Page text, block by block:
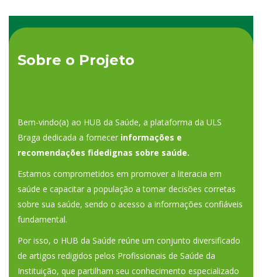
Sobre o Projeto
Bem-vindo(a) ao HUB da Saúde, a plataforma da ULS
Braga dedicada a fornecer informações e
recomendações fidedignas sobre saúde.
Estamos comprometidos em promover a literacia em
saúde e capacitar a população a tomar decisões corretas
sobre sua saúde, sendo o acesso a informações confiáveis
fundamental.
Por isso, o HUB da Saúde reúne um conjunto diversificado
de artigos redigidos pelos Profissionais de Saúde da
Instituição, que partilham seu conhecimento especializado